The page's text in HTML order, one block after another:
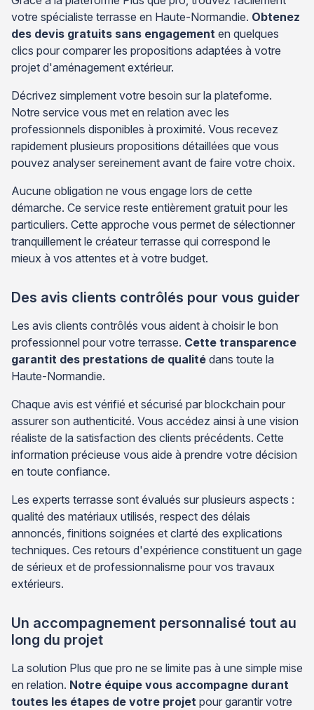
votre spécialiste terrasse en Haute-Normandie. Obtenez
des devis gratuits sans engagement en quelques
clics pour comparer les propositions adaptées à votre
projet d'aménagement extérieur.
Décrivez simplement votre besoin sur la plateforme.
Notre service vous met en relation avec les
professionnels disponibles à proximité. Vous recevez
rapidement plusieurs propositions détaillées que vous
pouvez analyser sereinement avant de faire votre choix.
Aucune obligation ne vous engage lors de cette
démarche. Ce service reste entièrement gratuit pour les
particuliers. Cette approche vous permet de sélectionner
tranquillement le créateur terrasse qui correspond le
mieux à vos attentes et à votre budget.
Des avis clients contrôlés pour vous guider
Les avis clients contrôlés vous aident à choisir le bon
professionnel pour votre terrasse. Cette transparence
garantit des prestations de qualité dans toute la
Haute-Normandie.
Chaque avis est vérifié et sécurisé par blockchain pour
assurer son authenticité. Vous accédez ainsi à une vision
réaliste de la satisfaction des clients précédents. Cette
information précieuse vous aide à prendre votre décision
en toute confiance.
Les experts terrasse sont évalués sur plusieurs aspects :
qualité des matériaux utilisés, respect des délais
annoncés, finitions soignées et clarté des explications
techniques. Ces retours d'expérience constituent un gage
de sérieux et de professionnalisme pour vos travaux
extérieurs.
Un accompagnement personnalisé tout au
long du projet
La solution Plus que pro ne se limite pas à une simple mise
en relation. Notre équipe vous accompagne durant
toutes les étapes de votre projet pour garantir votre